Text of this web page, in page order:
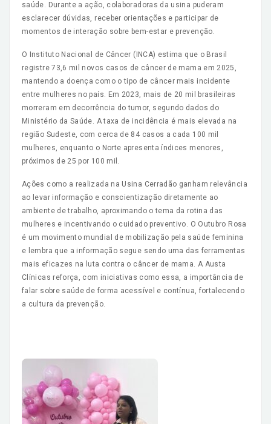
saúde. Durante a ação, colaboradoras da usina puderam
esclarecer dúvidas, receber orientações e participar de
momentos de interação sobre bem-estar e prevenção.
O Instituto Nacional de Câncer (INCA) estima que o Brasil
registre 73,6 mil novos casos de câncer de mama em 2025,
mantendo a doença como o tipo de câncer mais incidente
entre mulheres no país. Em 2023, mais de 20 mil brasileiras
morreram em decorrência do tumor, segundo dados do
Ministério da Saúde. A taxa de incidência é mais elevada na
região Sudeste, com cerca de 84 casos a cada 100 mil
mulheres, enquanto o Norte apresenta índices menores,
próximos de 25 por 100 mil.
Ações como a realizada na Usina Cerradão ganham relevância
ao levar informação e conscientização diretamente ao
ambiente de trabalho, aproximando o tema da rotina das
mulheres e incentivando o cuidado preventivo. O Outubro Rosa
é um movimento mundial de mobilização pela saúde feminina
e lembra que a informação segue sendo uma das ferramentas
mais eficazes na luta contra o câncer de mama. A Austa
Clínicas reforça, com iniciativas como essa, a importância de
falar sobre saúde de forma acessível e contínua, fortalecendo
a cultura da prevenção.